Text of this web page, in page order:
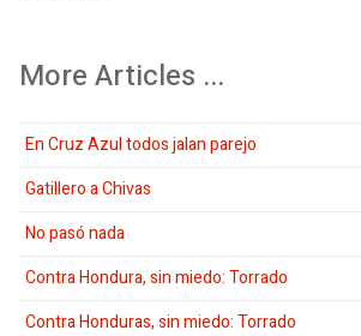
More Articles ...
En Cruz Azul todos jalan parejo
Gatillero a Chivas
No pasó nada
Contra Hondura, sin miedo: Torrado
Contra Honduras, sin miedo: Torrado